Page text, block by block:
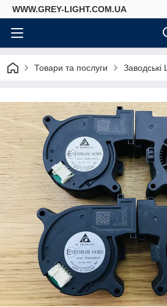
WWW.GREY-LIGHT.COM.UA
Товари та послуги